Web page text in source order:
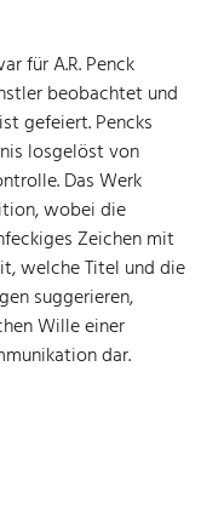
für A.R. Penck
beobachtet und
gefeiert. Pencks
losgelöst von
Das Werk
wobei die
Zeichen mit
welche Titel und die
suggerieren,
Wille einer
dar.